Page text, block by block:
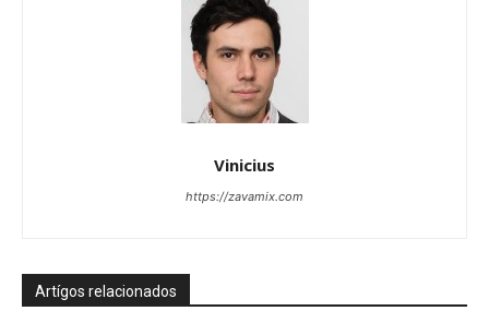
Vinicius
https://zavamix.com
Artígos relacionados